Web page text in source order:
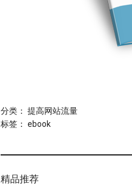
分类： 提高网站流量
标签： ebook
精品推荐